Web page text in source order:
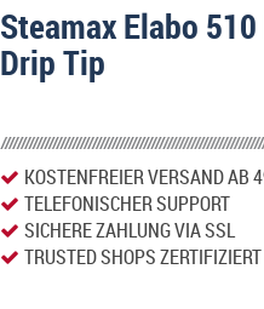
Steamax Elabo
Drip Tip
KOSTENFREIER VERSAND AB
TELEFONISCHER SUPPORT
SICHERE ZAHLUNG VIA SSL
TRUSTED SHOPS ZERTIFIZIERT